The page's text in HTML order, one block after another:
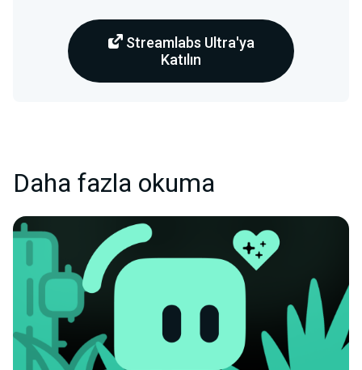
Streamlabs Ultra'ya
Katılın
Daha fazla okuma